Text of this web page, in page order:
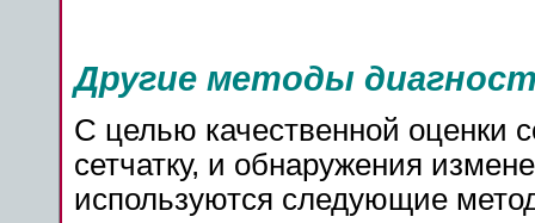
Другие методы
С целью качественной оценки
сетчатку, и обнаружения
используются следующие